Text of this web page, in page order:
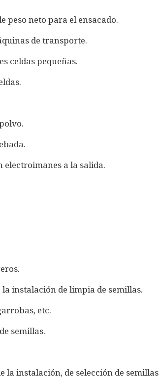
peso neto para el ensacado.
de transporte.
celdas pequeñas.
a la salida.
instalación de limpia de semillas.
etc.
semillas.
la instalación, de selección de semillas